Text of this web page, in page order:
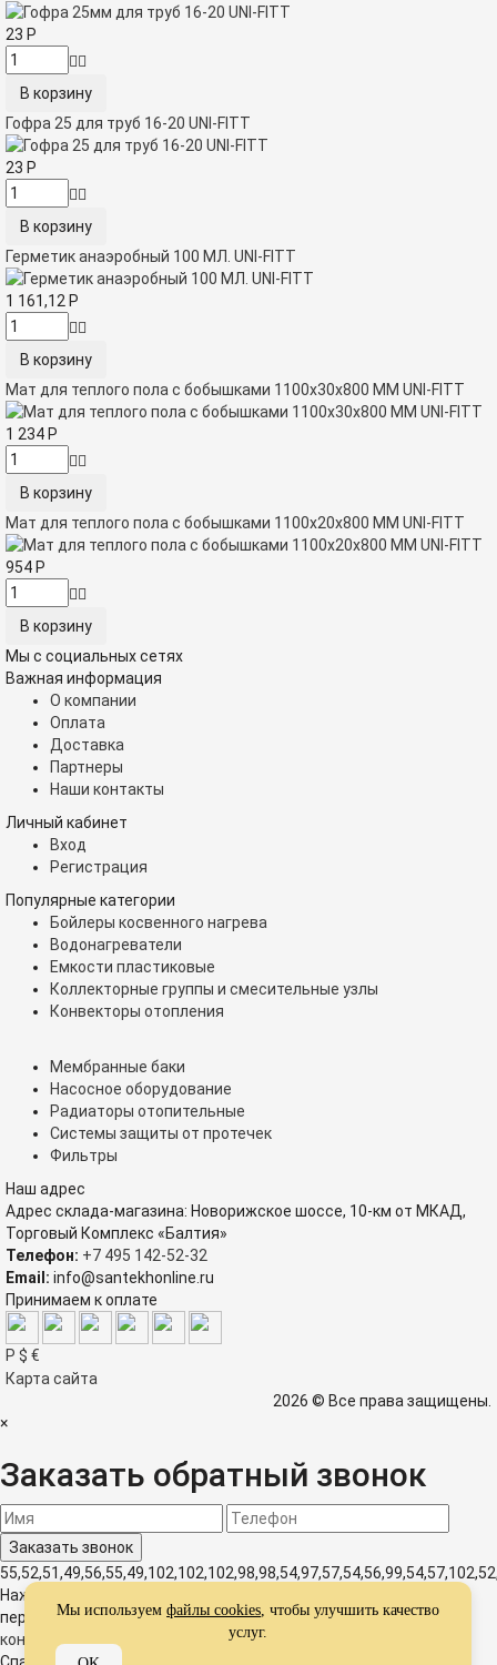
23 Р
Гофра 25 для труб 16-20 UNI-FITT
23 Р
Герметик анаэробный 100 МЛ. UNI-FITT
1 161,12 Р
Мат для теплого пола с бобышками 1100x30x800 ММ UNI-FITT
1 234 Р
Мат для теплого пола с бобышками 1100x20x800 ММ UNI-FITT
954 Р
Мы с социальных сетях
Важная информация
О компании
Оплата
Доставка
Партнеры
Наши контакты
Личный кабинет
Вход
Регистрация
Популярные категории
Бойлеры косвенного нагрева
Водонагреватели
Емкости пластиковые
Коллекторные группы и смесительные узлы
Конвекторы отопления
Мембранные баки
Насосное оборудование
Радиаторы отопительные
Системы защиты от протечек
Фильтры
Наш адрес
Адрес склада-магазина: Новорижское шоссе, 10-км от МКАД,
Торговый Комплекс «Балтия»
Телефон: +7 495 142-52-32
Email: info@santekhonline.ru
Принимаем к оплате
Р $ €
Карта сайта
2026 © Все права защищены.
Мы используемфайлы cookies, чтобы улучшить качество
услуг.
×
Заказать обратный звонок
Нажимая на кнопку, вы даете согласие на обработку своих
персональных данных и соглашаетесь сполитикой
конфиденциальности